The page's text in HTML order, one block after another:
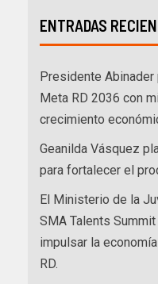
ENTRADAS
Presidente
Meta RD 2036 con
crecimiento
Geanilda Vásquez
para fortalecer el
El Ministerio de la
SMA Talents
impulsar la
RD.